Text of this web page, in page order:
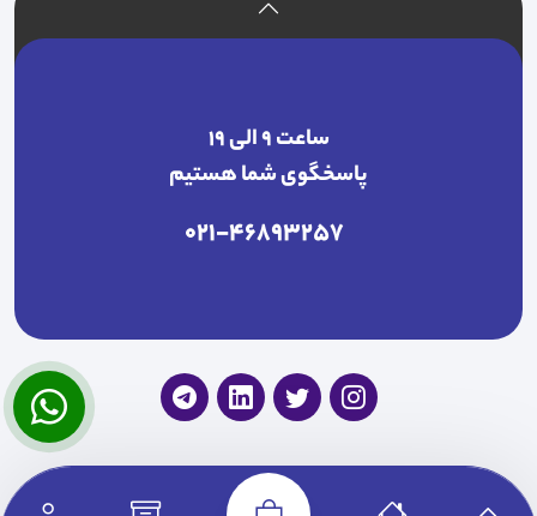
ساعت ۹ الی ۱۹
پاسخگوی شما هستیم
021-46893257